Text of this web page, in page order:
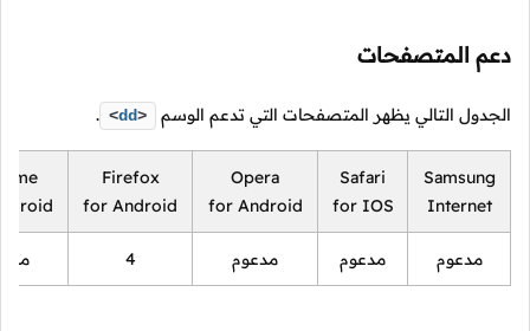
دعم المتصفحات
الجدول التالي يظهر المتصفحات التي تدعم الوسم <dd>
.
Firefox
for Android
Opera
for Android
Safari
for IOS
Samsung
Internet
4 مدعوم مدعوم مدعوم